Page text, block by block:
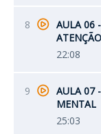
8
AULA 06
22:08
9
AULA 07
MENTAL
25:03